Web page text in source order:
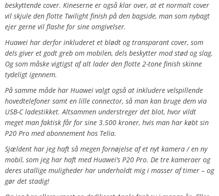
beskyttende cover. Kineserne er også klar over, at et normalt cover
vil skjule den flotte Twilight finish på den bagside, man som nybagt
ejer gerne vil flashe for sine omgivelser.
Huawei har derfor inkluderet et blødt og transparant cover, som
dels giver et godt greb om mobilen, dels beskytter mod stød og slag.
Og som måske vigtigst af alt lader den flotte 2-tone finish skinne
tydeligt igennem.
På samme måde har Huawei valgt også at inkludere velspillende
hovedtelefoner samt en lille connector, så man kan bruge dem via
USB-C ladestikket. Altsammen understreger det blot, hvor vildt
meget man faktisk får for sine 3.500 kroner, hvis man har købt sin
P20 Pro med abonnement hos Telia.
Sjældent har jeg haft så megen fornøjelse af et nyt kamera / en ny
mobil, som jeg har haft med Huawei’s P20 Pro. De tre kameraer og
deres utallige muligheder har underholdt mig i masser af timer – og
gør det stadig!